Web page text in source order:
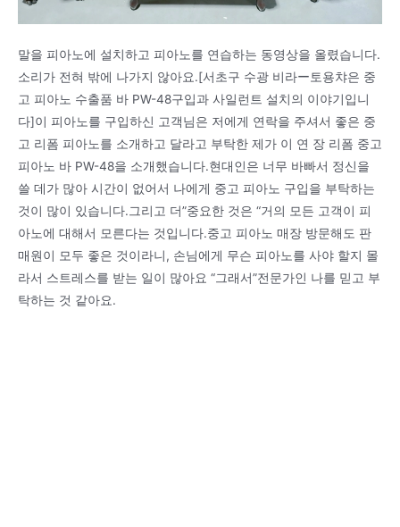
말을 피아노에 설치하고 피아노를 연습하는 동영상을 올렸습니다.
소리가 전혀 밖에 나가지 않아요.[서초구 수광 비라ー토용챠은 중
고 피아노 수출품 바 PW-48구입과 사일런트 설치의 이야기입니
다]이 피아노를 구입하신 고객님은 저에게 연락을 주셔서 좋은 중
고 리폼 피아노를 소개하고 달라고 부탁한 제가 이 연 장 리폼 중고
피아노 바 PW-48을 소개했습니다.현대인은 너무 바빠서 정신을
쓸 데가 많아 시간이 없어서 나에게 중고 피아노 구입을 부탁하는
것이 많이 있습니다.그리고 더”중요한 것은 “거의 모든 고객이 피
아노에 대해서 모른다는 것입니다.중고 피아노 매장 방문해도 판
매원이 모두 좋은 것이라니, 손님에게 무슨 피아노를 사야 할지 몰
라서 스트레스를 받는 일이 많아요 “그래서”전문가인 나를 믿고 부
탁하는 것 같아요.